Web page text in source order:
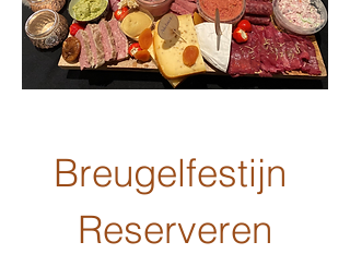
Breugelfestijn
Reserveren